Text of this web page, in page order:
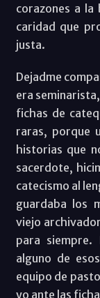
corazones a
caridad que
justa.
Dejadme
era
fichas de
raras, porque
historias que
sacerdote,
catecismo al
guardaba los
viejo
para siempre.
alguno de
equipo de
yo ante las